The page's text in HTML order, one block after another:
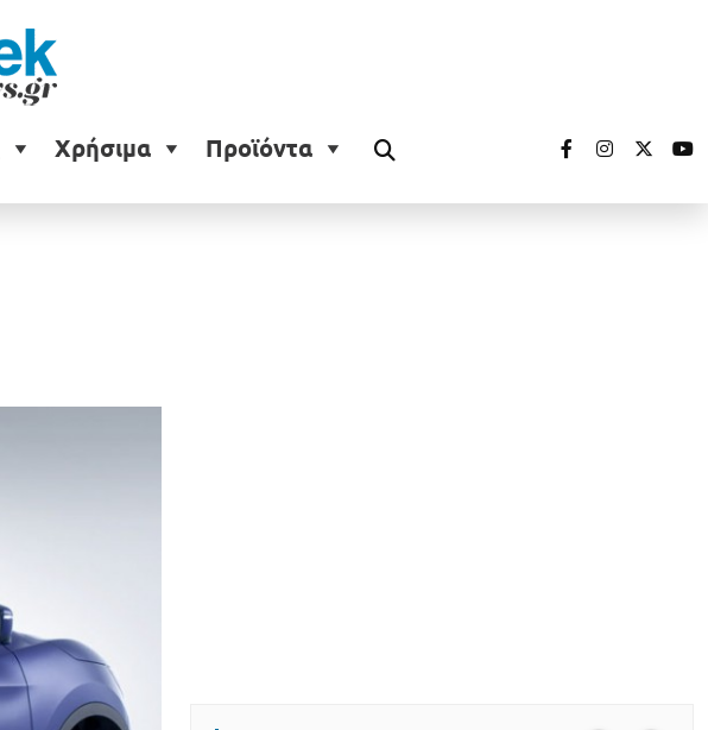
Χρήσιμα Προϊόντα